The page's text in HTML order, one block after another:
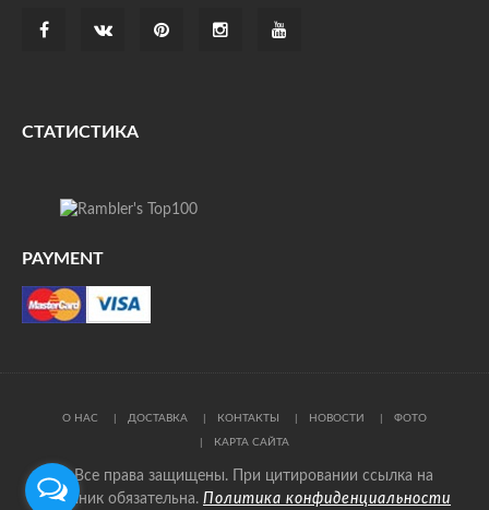
СТАТИСТИКА
PAYMENT
О НАС ДОСТАВКА КОНТАКТЫ НОВОСТИ ФОТО
КАРТА САЙТА
© Все права защищены. При цитировании ссылка на
источник обязательна. Политика конфиденциальности